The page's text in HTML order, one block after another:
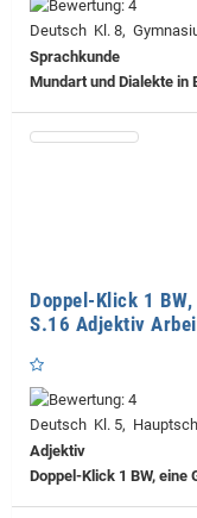
Deutsch Kl. 8,
Sprachkunde
Mundart und Dialekte in
Doppel-Klick 1
S.16 Adjektiv
Deutsch Kl. 5,
Adjektiv
Doppel-Klick 1 BW, eine